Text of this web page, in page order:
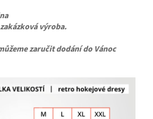
výroba.
zaručit dodání do Vánoc